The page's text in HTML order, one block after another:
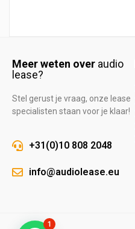
Meer weten over audio
lease?
Stel gerust je vraag, onze lease
specialisten staan voor je klaar!
+31(0)10 808 2048
info@audiolease.eu
1